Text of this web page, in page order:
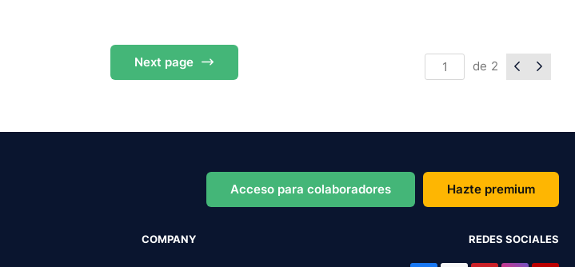
Next page de 2
Acceso para colaboradores Hazte premium
COMPANY REDES SOCIALES